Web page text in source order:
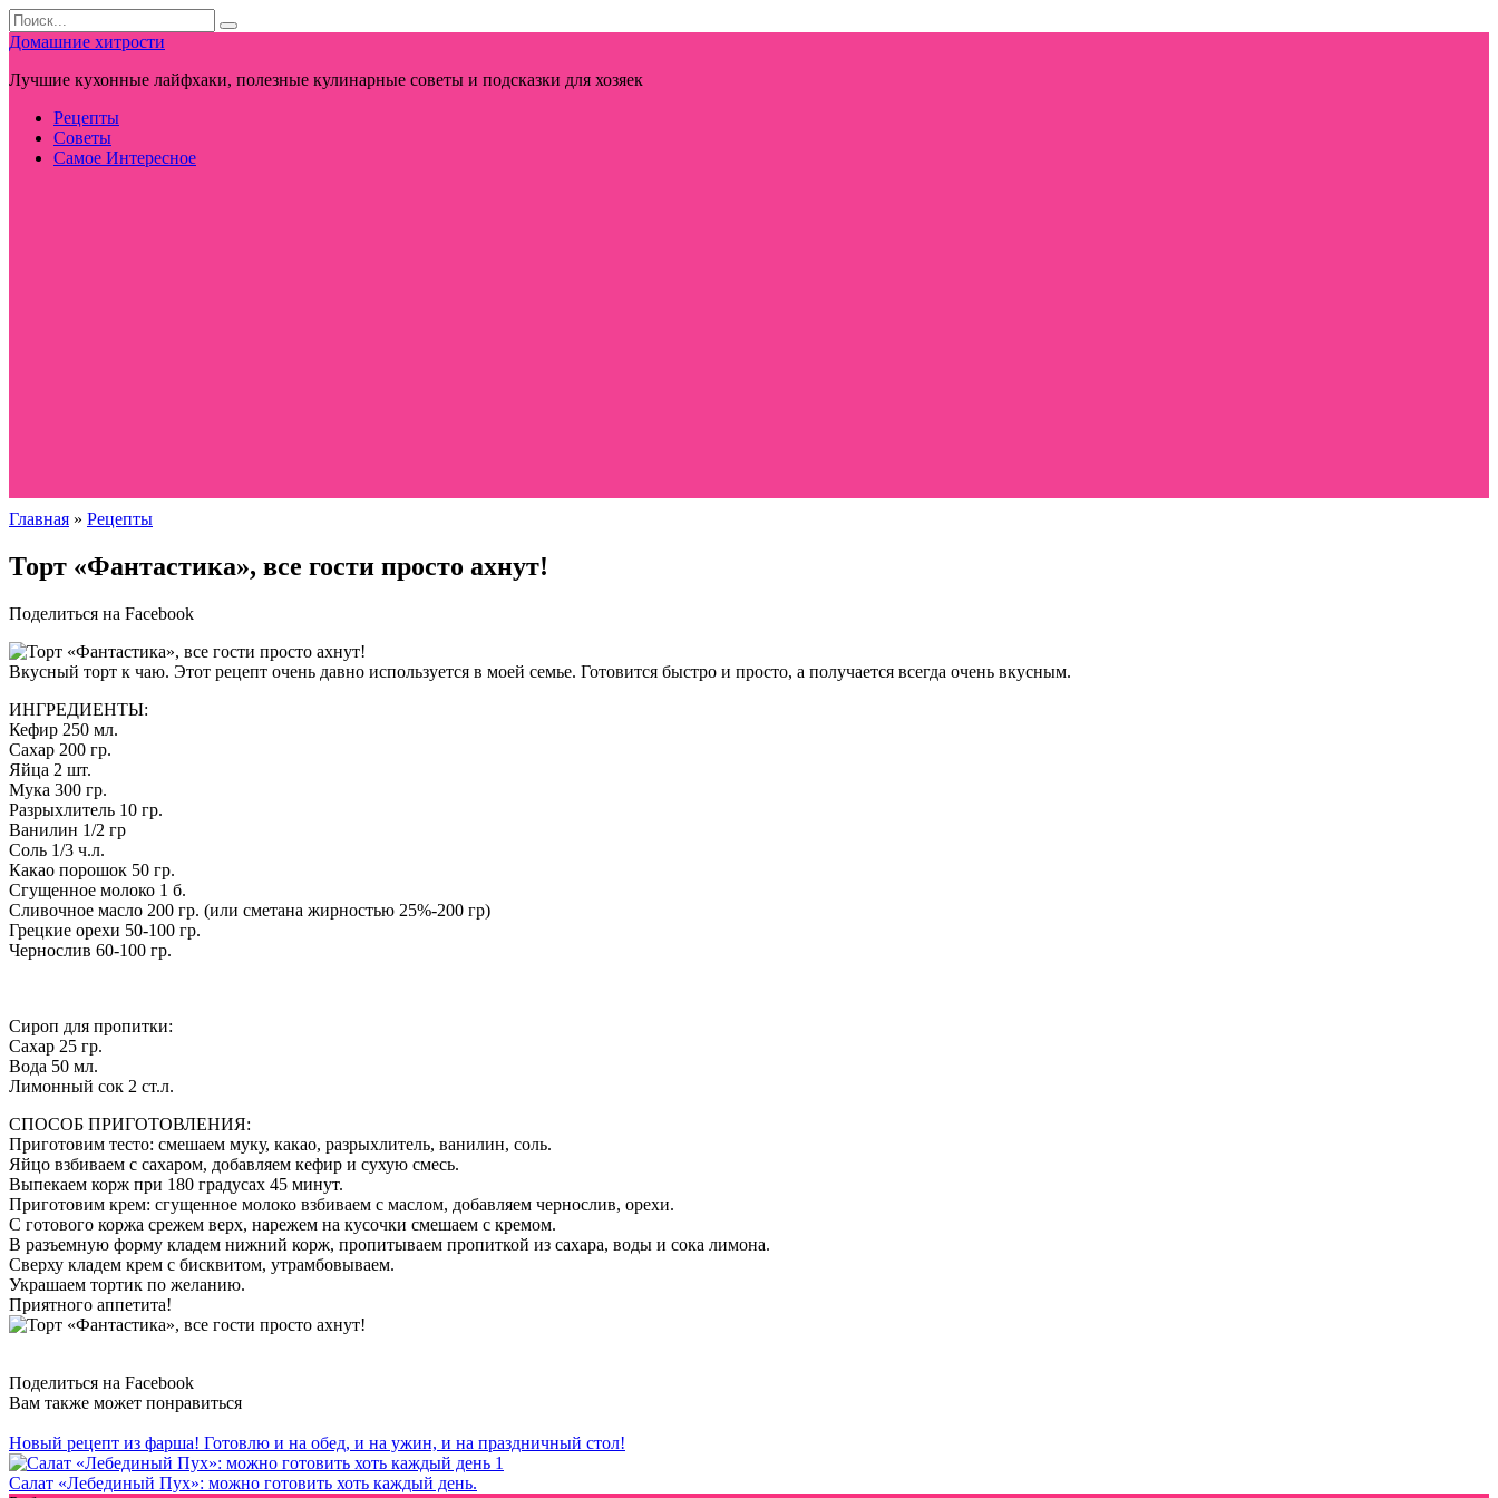
Перейти
к
контенту
Search
for:
Домашние хитрости
Лучшие кухонные лайфхаки, полезные кулинарные советы и подсказки для хозяек
Рецепты
Советы
Самое Интересное
Главная » Рецепты
Торт «Фантастика», все гости просто ахнут!
Поделиться на Facebook
Вкусный торт к чаю. Этот рецепт очень давно используется в моей семье. Готовится быстро и просто, а получается всегда очень вкусным.
ИНГРЕДИЕНТЫ:
Кефир 250 мл.
Сахар 200 гр.
Яйца 2 шт.
Мука 300 гр.
Разрыхлитель 10 гр.
Ванилин 1/2 гр
Соль 1/3 ч.л.
Какао порошок 50 гр.
Сгущенное молоко 1 б.
Сливочное масло 200 гр. (или сметана жирностью 25%-200 гр)
Грецкие орехи 50-100 гр.
Чернослив 60-100 гр.
Сироп для пропитки:
Сахар 25 гр.
Вода 50 мл.
Лимонный сок 2 ст.л.
СПОСОБ ПРИГОТОВЛЕНИЯ:
Приготовим тесто: смешаем муку, какао, разрыхлитель, ванилин, соль.
Яйцо взбиваем с сахаром, добавляем кефир и сухую смесь.
Выпекаем корж при 180 градусах 45 минут.
Приготовим крем: сгущенное молоко взбиваем с маслом, добавляем чернослив, орехи.
С готового коржа срежем верх, нарежем на кусочки смешаем с кремом.
В разъемную форму кладем нижний корж, пропитываем пропиткой из сахара, воды и сока лимона.
Сверху кладем крем с бисквитом, утрамбовываем.
Украшаем тортик по желанию.
Приятного аппетита!
Поделиться на Facebook
Вам также может понравиться
Новый рецепт из фарша! Готовлю и на обед, и на ужин, и на праздничный стол!
Салат «Лебединый Пух»: можно готовить хоть каждый день.